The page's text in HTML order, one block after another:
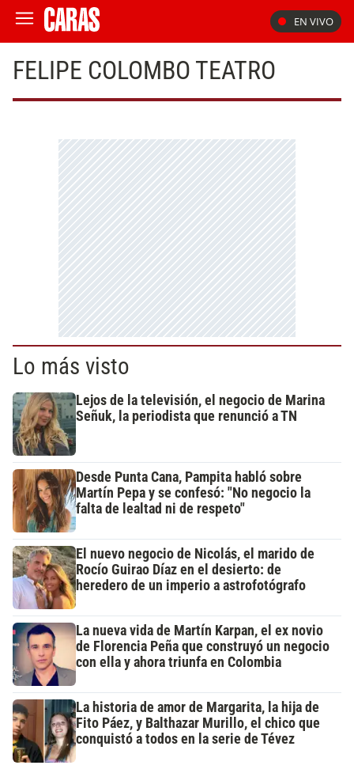
EN VIVO
FELIPE COLOMBO TEATRO
Lo más visto
Lejos de la televisión, el negocio de Marina
Señuk, la periodista que renunció a TN
Desde Punta Cana, Pampita habló sobre
Martín Pepa y se confesó: "No negocio la
falta de lealtad ni de respeto"
El nuevo negocio de Nicolás, el marido de
Rocío Guirao Díaz en el desierto: de
heredero de un imperio a astrofotógrafo
La nueva vida de Martín Karpan, el ex novio
de Florencia Peña que construyó un negocio
con ella y ahora triunfa en Colombia
La historia de amor de Margarita, la hija de
Fito Páez, y Balthazar Murillo, el chico que
conquistó a todos en la serie de Tévez